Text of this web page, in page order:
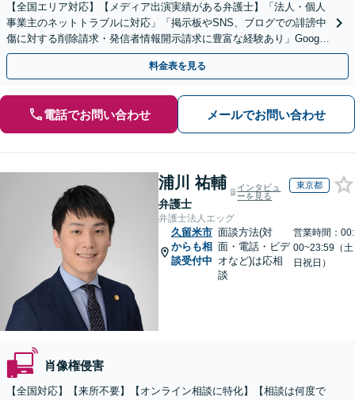
【全国エリア対応】【メディア出演実績がある弁護士】「法人・個人
事業主のネットトラブルに対応」「掲示板やSNS、ブログでの誹謗中
傷に対する削除請求・発信者情報開示請求に豊富な経験あり」Google
口コミの削除請求・賠償請求のご相談はお任せ
料金表を見る
電話でお問い合わせ メールでお問い合わせ
浦川 祐輔
弁護士
インタビュ
ーを見る
東京都
弁護士法人エッグ
久留米市
からも相
談受付中
面談方法(対
面・電話・ビデ
オなど)は応相
談
営業時間：00:
00~23:59（土
日祝日）
肖像権侵害
【全国対応】【来所不要】【オンライン相談に特化】【相談は何度で